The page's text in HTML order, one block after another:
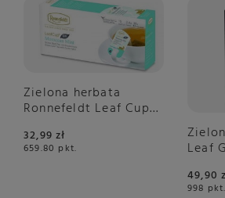
Zielona herbata
Ronnefeldt Leaf Cup
15x2,4g –
NIEDOSTĘPNY
32,99 zł
659.80 pkt. Leaf
49,90
998 pkt.